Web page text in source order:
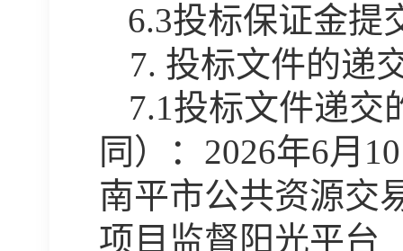
6.3投标保证金提
7. 投标文件的递
7.1投标文件递交
同）：2026年6月 10
南平市公共资源交
项目监督阳光平台